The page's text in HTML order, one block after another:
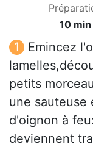
10 min
Emincez
petits
une sauteuse
d'oignon à
deviennent